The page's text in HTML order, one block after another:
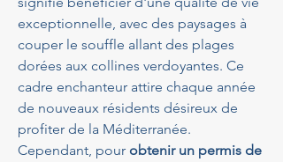
exceptionnelle, avec des paysages à
couper le souffle allant des plages
dorées aux collines verdoyantes. Ce
cadre enchanteur attire chaque année
de nouveaux résidents désireux de
profiter de la Méditerranée.
Cependant, pour obtenir un permis de